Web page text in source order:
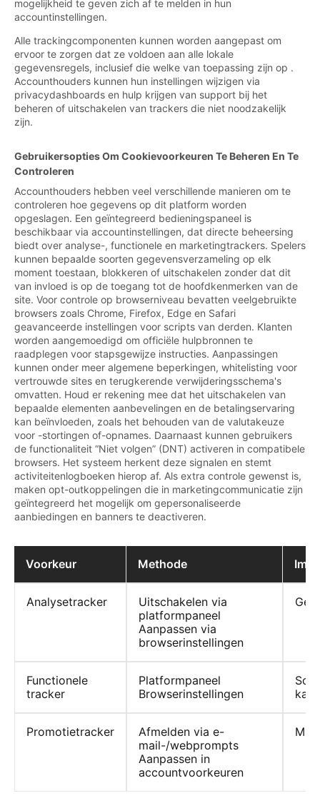
mogelijkheid te geven zich af te melden in hun
accountinstellingen.
Alle trackingcomponenten kunnen worden aangepast om
ervoor te zorgen dat ze voldoen aan alle lokale
gegevensregels, inclusief die welke van toepassing zijn op .
Accounthouders kunnen hun instellingen wijzigen via
privacydashboards en hulp krijgen van support bij het
beheren of uitschakelen van trackers die niet noodzakelijk
zijn.
Gebruikersopties Om Cookievoorkeuren Te Beheren En Te
Controleren
Accounthouders hebben veel verschillende manieren om te
controleren hoe gegevens op dit platform worden
opgeslagen. Een geïntegreerd bedieningspaneel is
beschikbaar via accountinstellingen, dat directe beheersing
biedt over analyse-, functionele en marketingtrackers. Spelers
kunnen bepaalde soorten gegevensverzameling op elk
moment toestaan, blokkeren of uitschakelen zonder dat dit
van invloed is op de toegang tot de hoofdkenmerken van de
site. Voor controle op browserniveau bevatten veelgebruikte
browsers zoals Chrome, Firefox, Edge en Safari
geavanceerde instellingen voor scripts van derden. Klanten
worden aangemoedigd om officiële hulpbronnen te
raadplegen voor stapsgewijze instructies. Aanpassingen
kunnen onder meer algemene beperkingen, whitelisting voor
vertrouwde sites en terugkerende verwijderingsschema's
omvatten. Houd er rekening mee dat het uitschakelen van
bepaalde elementen aanbevelingen en de betalingservaring
kan beïnvloeden, zoals het behouden van de valutakeuze
voor -stortingen of-opnames. Daarnaast kunnen gebruikers
de functionaliteit “Niet volgen” (DNT) activeren in compatibele
browsers. Het systeem herkent deze signalen en stemt
activiteitenlogboeken hierop af. Als extra controle gewenst is,
maken opt-outkoppelingen die in marketingcommunicatie zijn
geïntegreerd het mogelijk om gepersonaliseerde
aanbiedingen en banners te deactiveren.
Voorkeur Methode
Analysetracker
Uitschakelen via
platformpaneel
Aanpassen via
browserinstellingen
Functionele
tracker
Platformpaneel
Browserinstellingen
kan
Promotietracker
Afmelden via e-
mail-/webprompts
Aanpassen in
accountvoorkeuren